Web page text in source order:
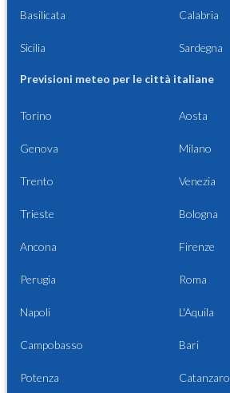
Basilicata Calabria
Sicilia Sardegna
Previsioni meteo per le città italiane
Torino Aosta
Genova Milano
Trento Venezia
Trieste Bologna
Ancona Firenze
Perugia Roma
Napoli L'Aquila
Campobasso Bari
Potenza Catanzaro